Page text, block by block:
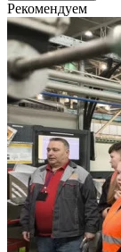
Рекомендуем